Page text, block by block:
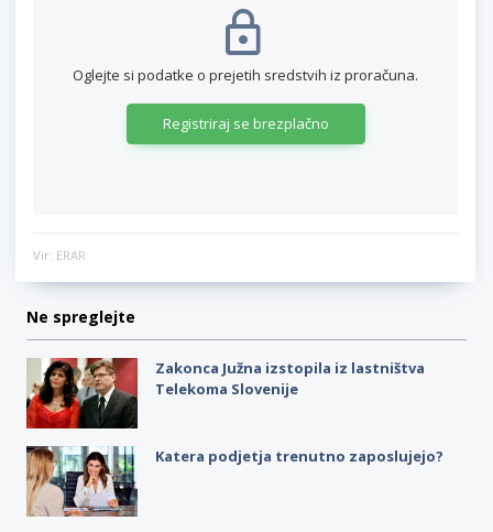
Oglejte si podatke o prejetih sredstvih iz proračuna.
Registriraj se brezplačno
Vir: ERAR
Ne spreglejte
Zakonca Južna izstopila iz lastništva
Telekoma Slovenije
Katera podjetja trenutno zaposlujejo?